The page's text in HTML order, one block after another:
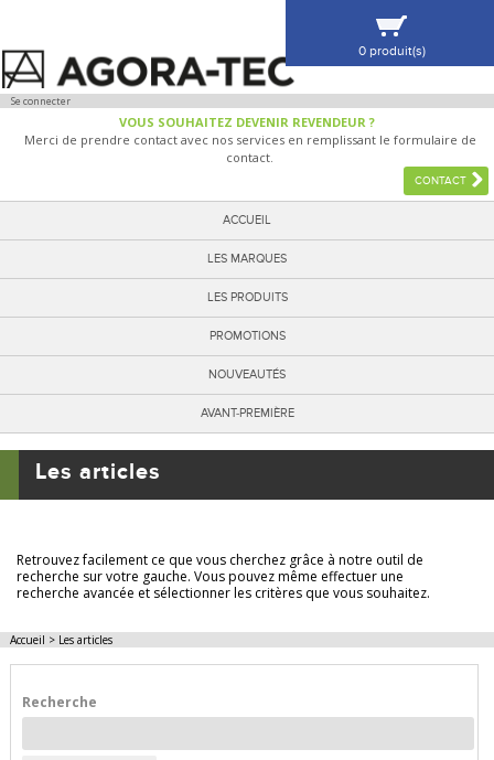
Se connecter
VOUS SOUHAITEZ DEVENIR REVENDEUR ?
Merci de prendre contact avec nos services en remplissant le formulaire de
contact.
CONTACT
ACCUEIL
LES MARQUES
LES PRODUITS
PROMOTIONS
NOUVEAUTÉS
AVANT-PREMIÈRE
0 produit(s)
VOIR MA SÉLECTION
Les articles
Retrouvez facilement ce que vous cherchez grâce à notre outil de
recherche sur votre gauche. Vous pouvez même effectuer une
recherche avancée et sélectionner les critères que vous souhaitez.
Accueil > Les articles
Recherche